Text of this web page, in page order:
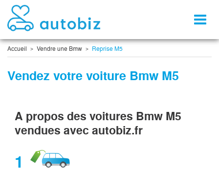
Accueil Vendre une Bmw Reprise M5
Vendez votre voiture Bmw M5
A propos des voitures Bmw M5
vendues avec autobiz.fr
1